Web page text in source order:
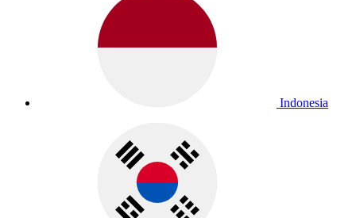
Indonesia